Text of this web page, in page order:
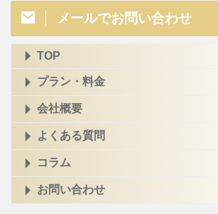
メールでお問い合わせ
TOP
プラン・料金
会社概要
よくある質問
コラム
お問い合わせ